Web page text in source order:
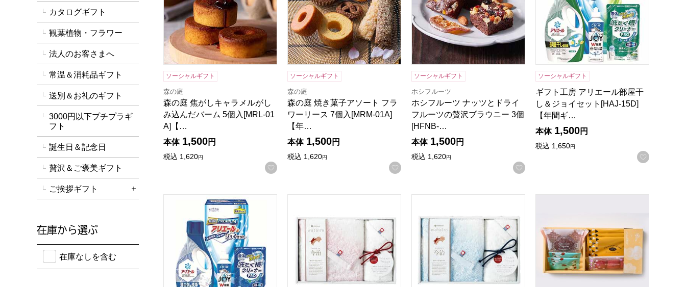
ソーシャルギフト
森の庭
森の庭 焦がしキャラメルがし
み込んだバーム 5個入[MRL-01
A]【…
本体 1,500円
税込 1,620円
お気に入りに登録する
ソーシャルギフト
森の庭
森の庭 焼き菓子アソート フラ
ワーリース 7個入[MRM-01A]
【年…
本体 1,500円
税込 1,620円
お気に入りに登録する
ソーシャルギフト
ホシフルーツ
ホシフルーツ ナッツとドライ
フルーツの贅沢ブラウニー 3個
[HFNB-…
本体 1,500円
税込 1,620円
お気に入りに登録する
ソーシャルギフト
ギフト工房 アリエール部屋干
し＆ジョイセット[HAJ-15D]
【年間ギ…
本体 1,500円
税込 1,650円
お気に入
ギフト工房 アリエール＆ジョイセット[GAJ-15D]【年間ギフト】
カタログギフト
観葉植物・フラワー
法人のお客さまへ
常温＆消耗品ギフト
送別＆お礼のギフト
3000円以下プチプラギ
フト
誕生日＆記念日
贅沢＆ご褒美ギフト
ご挨拶ギフト 詳細を開く
在庫から選ぶ
在庫のない商品を含めて検索することができます。
在庫なしを含む